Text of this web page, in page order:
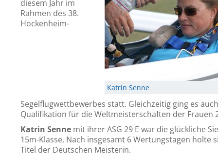
Katrin Senne
diesem Jahr im
Rahmen des 38.
Hockenheim-
Segelflugwettbewerbes statt. Gleichzeitig ging es
Qualifikation für die Weltmeisterschaften der Frauen
Katrin Senne mit ihrer ASG 29 E war die glückliche
15m-Klasse. Nach insgesamt 6 Wertungstagen holte
Titel der Deutschen Meisterin.